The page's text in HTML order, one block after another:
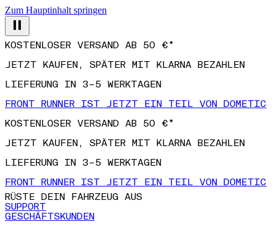
Zum Hauptinhalt springen
KOSTENLOSER VERSAND AB 50 €*
JETZT KAUFEN, SPÄTER MIT KLARNA BEZAHLEN
LIEFERUNG IN 3–5 WERKTAGEN
FRONT RUNNER IST JETZT EIN TEIL VON DOMETIC
KOSTENLOSER VERSAND AB 50 €*
JETZT KAUFEN, SPÄTER MIT KLARNA BEZAHLEN
LIEFERUNG IN 3–5 WERKTAGEN
FRONT RUNNER IST JETZT EIN TEIL VON DOMETIC
RÜSTE DEIN FAHRZEUG AUS
SUPPORT
GESCHÄFTSKUNDEN